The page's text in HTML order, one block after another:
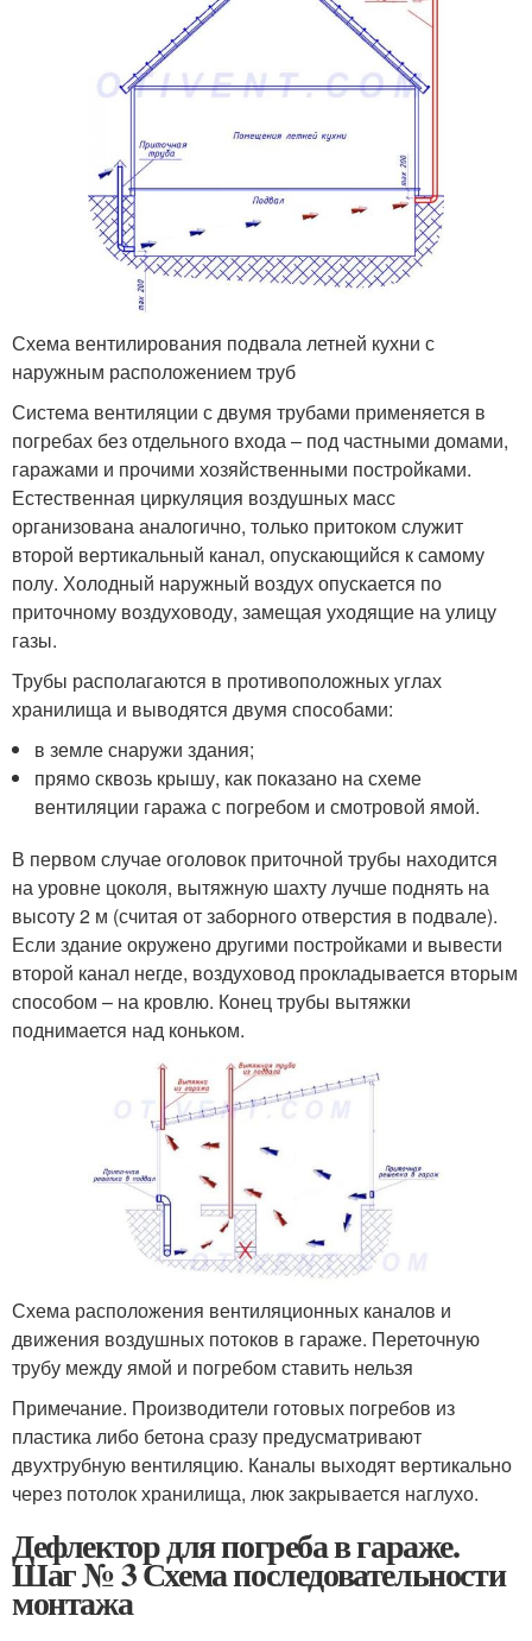
Схема вентилирования подвала летней кухни с
наружным расположением труб
Система вентиляции с двумя трубами применяется в
погребах без отдельного входа – под частными домами,
гаражами и прочими хозяйственными постройками.
Естественная циркуляция воздушных масс
организована аналогично, только притоком служит
второй вертикальный канал, опускающийся к самому
полу. Холодный наружный воздух опускается по
приточному воздуховоду, замещая уходящие на улицу
газы.
Трубы располагаются в противоположных углах
хранилища и выводятся двумя способами:
в земле снаружи здания;
прямо сквозь крышу, как показано на схеме
вентиляции гаража с погребом и смотровой ямой.
В первом случае оголовок приточной трубы находится
на уровне цоколя, вытяжную шахту лучше поднять на
высоту 2 м (считая от заборного отверстия в подвале).
Если здание окружено другими постройками и вывести
второй канал негде, воздуховод прокладывается вторым
способом – на кровлю. Конец трубы вытяжки
поднимается над коньком.
Схема расположения вентиляционных каналов и
движения воздушных потоков в гараже. Переточную
трубу между ямой и погребом ставить нельзя
Примечание. Производители готовых погребов из
пластика либо бетона сразу предусматривают
двухтрубную вентиляцию. Каналы выходят вертикально
через потолок хранилища, люк закрывается наглухо.
Дефлектор для погреба в гараже.
Шаг № 3 Схема последовательности
монтажа